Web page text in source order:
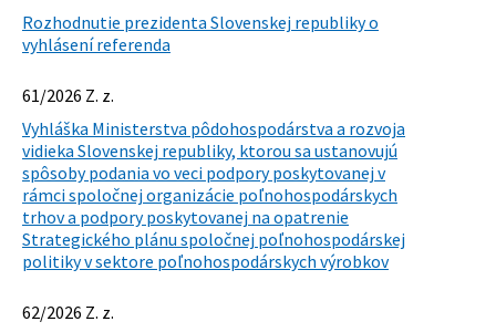
Rozhodnutie prezidenta Slovenskej republiky o
vyhlásení referenda
61/2026 Z. z.
Vyhláška Ministerstva pôdohospodárstva a rozvoja
vidieka Slovenskej republiky, ktorou sa ustanovujú
spôsoby podania vo veci podpory poskytovanej v
rámci spoločnej organizácie poľnohospodárskych
trhov a podpory poskytovanej na opatrenie
Strategického plánu spoločnej poľnohospodárskej
politiky v sektore poľnohospodárskych výrobkov
62/2026 Z. z.